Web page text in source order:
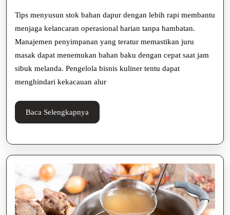
Stok
Bahan
Dapur
Restoran
Lebih
Rapi
dan
Tips menyusun stok bahan dapur dengan lebih rapi membantu
menjaga kelancaran operasional harian tanpa hambatan.
Manajemen penyimpanan yang teratur memastikan juru
masak dapat menemukan bahan baku dengan cepat saat jam
sibuk melanda. Pengelola bisnis kuliner tentu dapat
menghindari kekacauan alur
Baca Selengkapnya
Selengkapnya